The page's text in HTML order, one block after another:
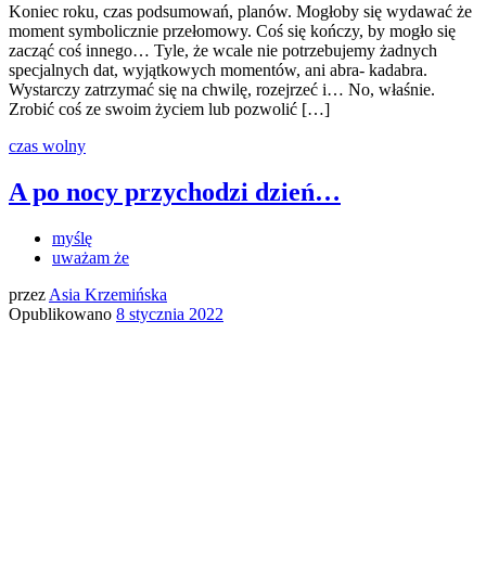
Koniec roku, czas podsumowań, planów. Mogłoby się wydawać że
moment symbolicznie przełomowy. Coś się kończy, by mogło się
zacząć coś innego… Tyle, że wcale nie potrzebujemy żadnych
specjalnych dat, wyjątkowych momentów, ani abra- kadabra.
Wystarczy zatrzymać się na chwilę, rozejrzeć i… No, właśnie.
Zrobić coś ze swoim życiem lub pozwolić […]
czas wolny
A po nocy przychodzi dzień…
myślę
uważam że
przez Asia Krzemińska
Opublikowano 8 stycznia 2022